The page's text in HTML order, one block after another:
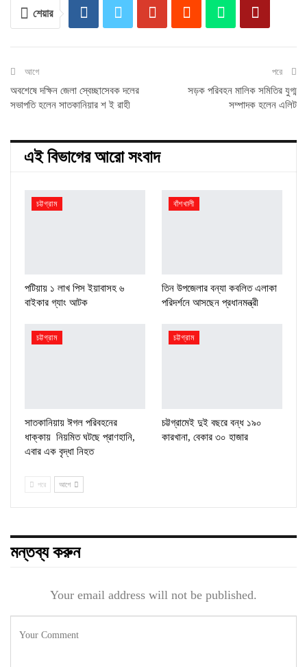
শেয়ার
আগে
অবশেষে দক্ষিন জেলা স্বেচ্ছাসেবক দলের
সভাপতি হলেন সাতকানিয়ার শ ই রাহী
পরে
সড়ক পরিবহন মালিক সমিতির যুগ্ম
সম্পাদক হলেন এলিট
এই বিভাগের আরো সংবাদ
চট্টগ্রাম
পটিয়ায় ১ লাখ পিস ইয়াবাসহ ৬
বাইকার গ্যাং আটক
বাঁশখালী
তিন উপজেলার বন্যা কবলিত এলাকা
পরিদর্শনে আসছেন প্রধানমন্ত্রী
চট্টগ্রাম
সাতকানিয়ায় ঈগল পরিবহনের
ধাক্কায় নিয়মিত ঘটছে প্রাণহানি,
এবার এক বৃদ্ধা নিহত
চট্টগ্রাম
চট্টগ্রামেই দুই বছরে বন্ধ ১৯০
কারখানা, বেকার ৩০ হাজার
পরে আগে
মন্তব্য করুন
Your email address will not be published.